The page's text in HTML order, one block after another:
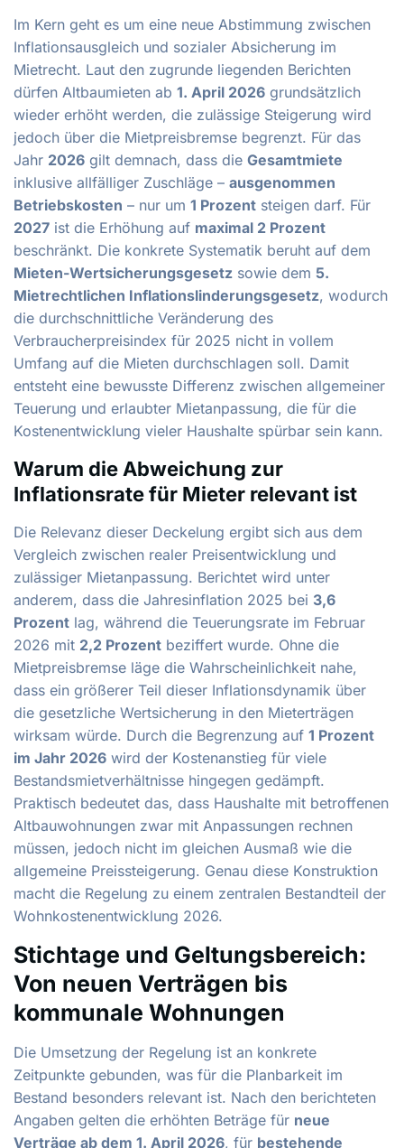
Im Kern geht es um eine neue Abstimmung zwischen
Inflationsausgleich und sozialer Absicherung im
Mietrecht. Laut den zugrunde liegenden Berichten
dürfen Altbaumieten ab 1. April 2026 grundsätzlich
wieder erhöht werden, die zulässige Steigerung wird
jedoch über die Mietpreisbremse begrenzt. Für das
Jahr 2026 gilt demnach, dass die Gesamtmiete
inklusive allfälliger Zuschläge – ausgenommen
Betriebskosten – nur um 1 Prozent steigen darf. Für
2027 ist die Erhöhung auf maximal 2 Prozent
beschränkt. Die konkrete Systematik beruht auf dem
Mieten-Wertsicherungsgesetz sowie dem 5.
Mietrechtlichen Inflationslinderungsgesetz, wodurch
die durchschnittliche Veränderung des
Verbraucherpreisindex für 2025 nicht in vollem
Umfang auf die Mieten durchschlagen soll. Damit
entsteht eine bewusste Differenz zwischen allgemeiner
Teuerung und erlaubter Mietanpassung, die für die
Kostenentwicklung vieler Haushalte spürbar sein kann.
Warum die Abweichung zur
Inflationsrate für Mieter relevant ist
Die Relevanz dieser Deckelung ergibt sich aus dem
Vergleich zwischen realer Preisentwicklung und
zulässiger Mietanpassung. Berichtet wird unter
anderem, dass die Jahresinflation 2025 bei 3,6
Prozent lag, während die Teuerungsrate im Februar
2026 mit 2,2 Prozent beziffert wurde. Ohne die
Mietpreisbremse läge die Wahrscheinlichkeit nahe,
dass ein größerer Teil dieser Inflationsdynamik über
die gesetzliche Wertsicherung in den Mieterträgen
wirksam würde. Durch die Begrenzung auf 1 Prozent
im Jahr 2026 wird der Kostenanstieg für viele
Bestandsmietverhältnisse hingegen gedämpft.
Praktisch bedeutet das, dass Haushalte mit betroffenen
Altbauwohnungen zwar mit Anpassungen rechnen
müssen, jedoch nicht im gleichen Ausmaß wie die
allgemeine Preissteigerung. Genau diese Konstruktion
macht die Regelung zu einem zentralen Bestandteil der
Wohnkostenentwicklung 2026.
Stichtage und Geltungsbereich:
Von neuen Verträgen bis
kommunale Wohnungen
Die Umsetzung der Regelung ist an konkrete
Zeitpunkte gebunden, was für die Planbarkeit im
Bestand besonders relevant ist. Nach den berichteten
Angaben gelten die erhöhten Beträge für neue
Verträge ab dem 1. April 2026, für bestehende